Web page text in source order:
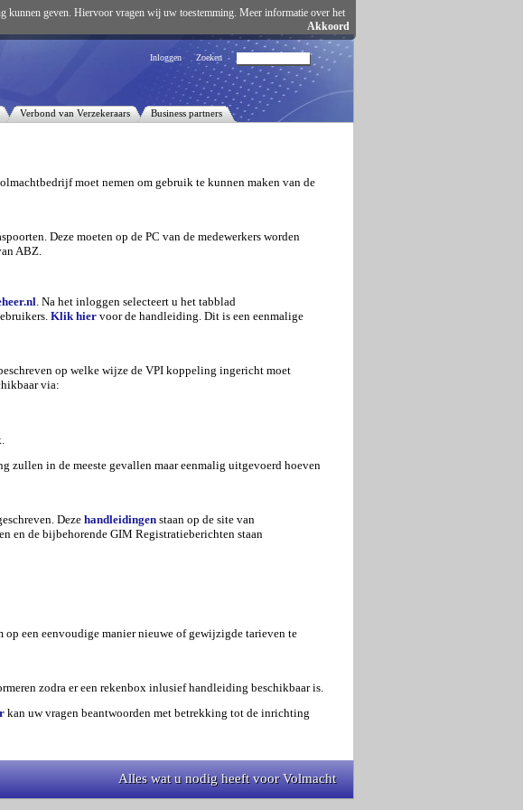
Verbond van Verzekeraars Business partners
Zoeken
Inloggen
moet nemen om gebruik te kunnen maken van de
Deze moeten op de PC van de medewerkers worden
ABZ.
. Na het inloggen selecteert u het tabblad
Klik hier voor de handleiding. Dit is een eenmalige
op welke wijze de VPI koppeling ingericht moet
via:
zullen in de meeste gevallen maar eenmalig uitgevoerd hoeven
Deze handleidingen staan op de site van
en de bijbehorende GIM Registratieberichten staan
een eenvoudige manier nieuwe of gewijzigde tarieven te
zodra er een rekenbox inlusief handleiding beschikbaar is.
kan uw vragen beantwoorden met betrekking tot de inrichting
Alles wat u nodig heeft voor Volmacht
Alles wat u nodig heeft voor Volmacht
kunnen geven. Hiervoor vragen wij uw toestemming. Meer informatie over het
Akkoord